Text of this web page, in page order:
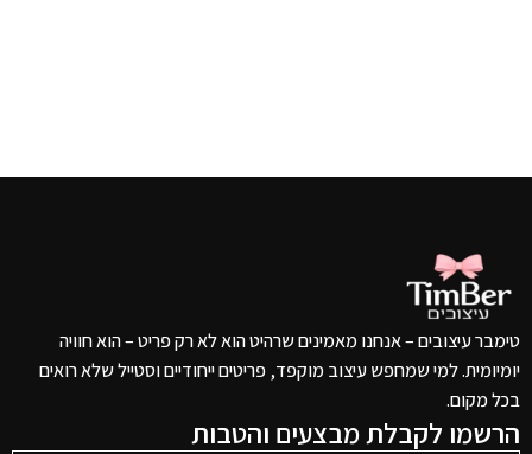
טימבר עיצובים – אנחנו מאמינים שרהיט הוא לא רק פריט – הוא חוויה
יומיומית. למי שמחפש עיצוב מוקפד, פריטים ייחודיים וסטייל שלא רואים
בכל מקום.
הרשמו לקבלת מבצעים והטבות